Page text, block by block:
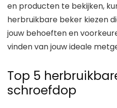
en producten te bekijken,
herbruikbare beker kiezen
jouw behoeften en
vinden van jouw ideale
Top 5
schroefdop